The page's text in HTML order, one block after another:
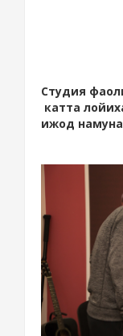
Студия
катта
ижод